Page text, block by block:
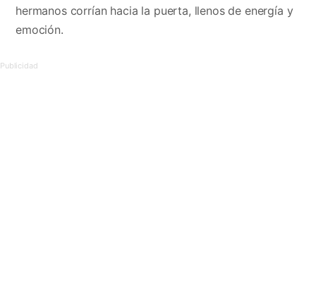
hermanos corrían hacia la puerta, llenos de energía y
emoción.